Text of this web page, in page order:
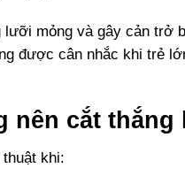
mỏng và gây cản trở
được cân nhắc khi trẻ
nên cắt
thuật khi: